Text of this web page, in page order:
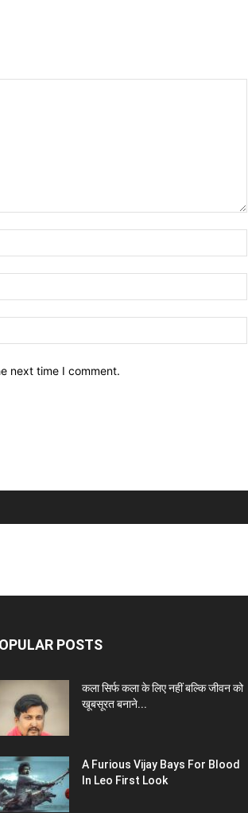
next time I comment.
POSTS
कला सिर्फ कला के लिए नहीं बल्कि जीवन को
खूबसूरत बनाने...
A Furious Vijay Bays For Blood
In Leo First Look